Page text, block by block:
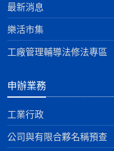
最新消息
樂活市集
工廠管理輔導法修法專區
申辦業務
工業行政
公司與有限合夥名稱預查